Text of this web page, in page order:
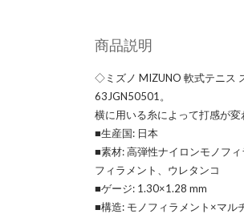
商品説明
◇ミズノ MIZUNO 軟式テニス
63JGN50501。
横に用いる糸によって打感が変
■生産国: 日本
■素材: 高弾性ナイロンモノフ
フィラメント、ウレタンコ
■ゲージ: 1.30×1.28 mm
■構造: モノフィラメント×マル